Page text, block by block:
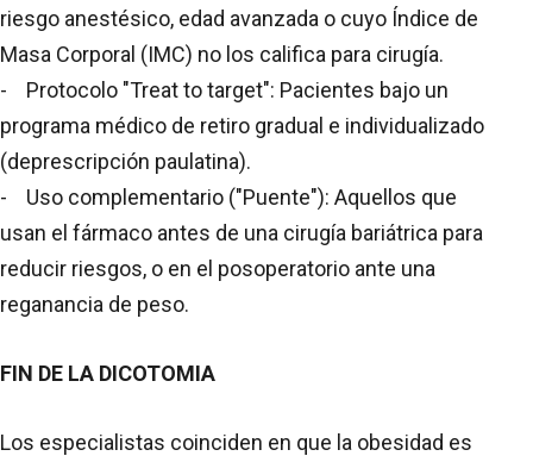
riesgo anestésico, edad avanzada o cuyo Índice de
Masa Corporal (IMC) no los califica para cirugía.
- Protocolo "Treat to target": Pacientes bajo un
programa médico de retiro gradual e individualizado
(deprescripción paulatina).
- Uso complementario ("Puente"): Aquellos que
usan el fármaco antes de una cirugía bariátrica para
reducir riesgos, o en el posoperatorio ante una
reganancia de peso.
FIN DE LA DICOTOMIA
Los especialistas coinciden en que la obesidad es